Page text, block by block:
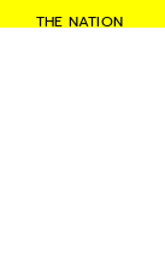
THE NATION